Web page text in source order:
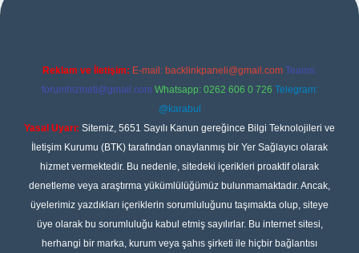
Reklam ve İletişim: E-mail: backlinkpaneli@gmail.com Teams:
forumhizmeti@gmail.com Whatsapp: 0262 606 0 726 Telegram:
@karabul
Yasal Uyarı: Sitemiz, 5651 Sayılı Kanun gereğince Bilgi Teknolojileri ve
İletişim Kurumu (BTK) tarafından onaylanmış bir Yer Sağlayıcı olarak
hizmet vermektedir. Bu nedenle, sitedeki içerikleri proaktif olarak
denetleme veya araştırma yükümlülüğümüz bulunmamaktadır. Ancak,
üyelerimiz yazdıkları içeriklerin sorumluluğunu taşımakta olup, siteye
üye olarak bu sorumluluğu kabul etmiş sayılırlar. Bu internet sitesi,
herhangi bir marka, kurum veya şahıs şirketi ile hiçbir bağlantısı